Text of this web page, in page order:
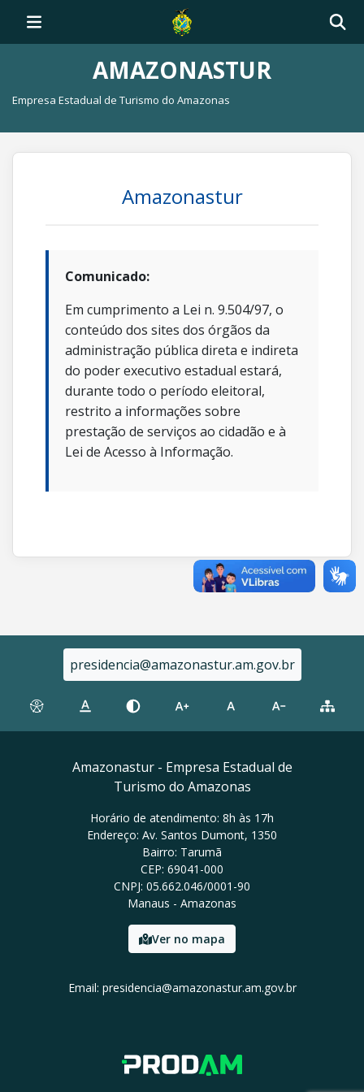
AMAZONASTUR
Empresa Estadual de Turismo do Amazonas
Amazonastur
Comunicado:
Em cumprimento a Lei n. 9.504/97, o
conteúdo dos sites dos órgãos da
administração pública direta e indireta
do poder executivo estadual estará,
durante todo o período eleitoral,
restrito a informações sobre
prestação de serviços ao cidadão e à
Lei de Acesso à Informação.
presidencia@amazonastur.am.gov.br
Amazonastur - Empresa Estadual de
Turismo do Amazonas
Horário de atendimento: 8h às 17h
Endereço: Av. Santos Dumont, 1350
Bairro: Tarumã
CEP: 69041-000
CNPJ: 05.662.046/0001-90
Manaus - Amazonas
Ver no mapa
Email: presidencia@amazonastur.am.gov.br